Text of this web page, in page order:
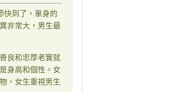
快到了，單身的
非常大，男生最
良和忠厚老實就
身高和個性。女
，女生重視男生